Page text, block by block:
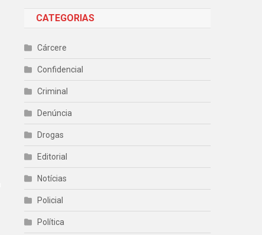
CATEGORIAS
Cárcere
Confidencial
Criminal
Denúncia
Drogas
Editorial
Notícias
Policial
Política